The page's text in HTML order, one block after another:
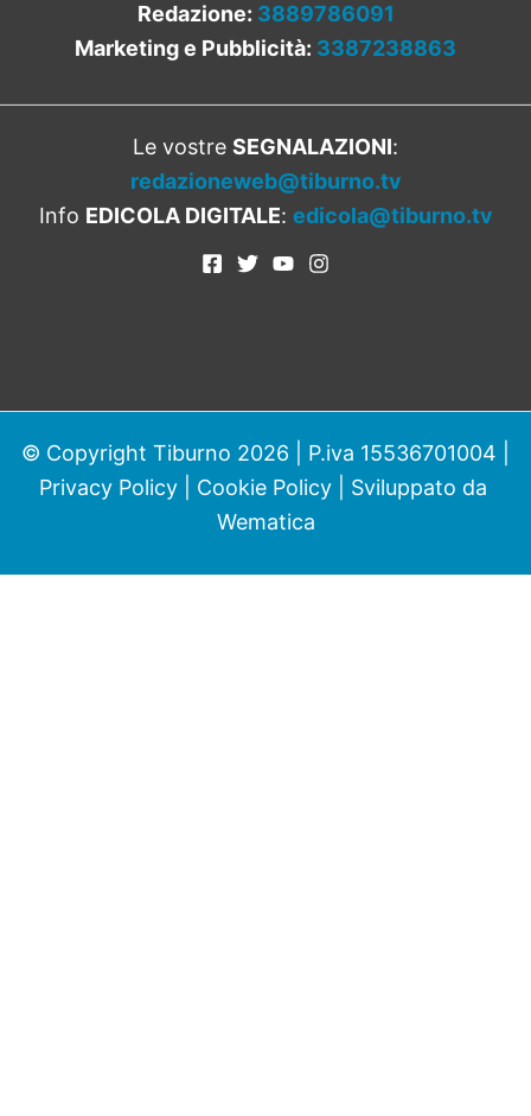
Redazione: 3889786091
Marketing e Pubblicità: 3387238863
Le vostre SEGNALAZIONI:
redazioneweb@tiburno.tv
Info EDICOLA DIGITALE: edicola@tiburno.tv
© Copyright Tiburno 2026 | P.iva 15536701004 |
Privacy Policy| Cookie Policy| Sviluppato da
Wematica